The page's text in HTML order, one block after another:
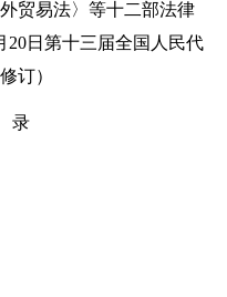
贸易法〉等十二部法律
日第十三届全国人民代
订）